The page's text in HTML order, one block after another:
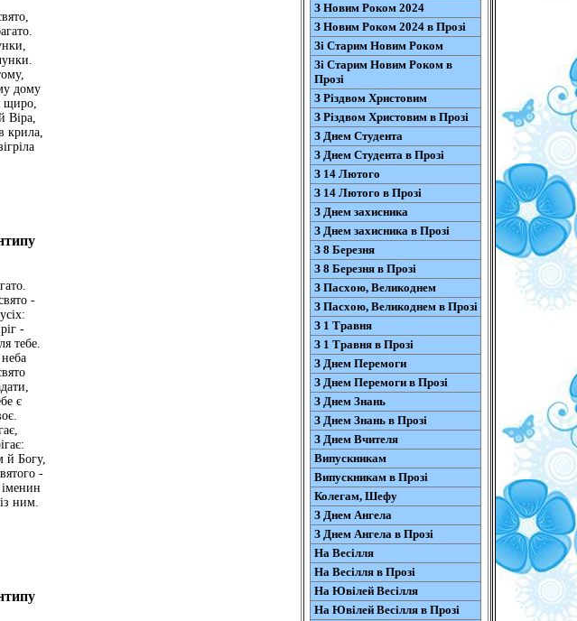
дому
щиро,
Віра,
крила,
-
-
тебе.
є
й Богу,
-
ним.
З Новим Роком 2024
З Новим Роком 2024 в Прозі
Зі Старим Новим Роком
Зі Старим Новим Роком в
Прозі
З Різдвом Христовим
З Різдвом Христовим в Прозі
З Днем Студента
З Днем Студента в Прозі
З 14 Лютого
З 14 Лютого в Прозі
З Днем захисника
З Днем захисника в Прозі
З 8 Березня
З 8 Березня в Прозі
З Пасхою, Великоднем
З Пасхою, Великоднем в Прозі
З 1 Травня
З 1 Травня в Прозі
З Днем Перемоги
З Днем Перемоги в Прозі
З Днем Знань
З Днем Знань в Прозі
З Днем Вчителя
Випускникам
Випускникам в Прозі
Колегам, Шефу
З Днем Ангела
З Днем Ангела в Прозі
На Весілля
На Весілля в Прозі
На Ювілей Весілля
На Ювілей Весілля в Прозі